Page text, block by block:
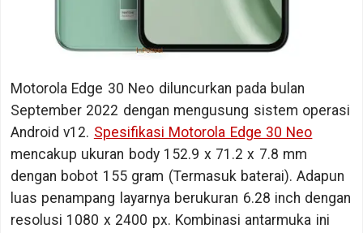
Motorola Edge 30 Neo diluncurkan pada bulan
September 2022 dengan mengusung sistem operasi
Android v12. Spesifikasi Motorola Edge 30 Neo
mencakup ukuran body 152.9 x 71.2 x 7.8 mm
dengan bobot 155 gram (Termasuk baterai). Adapun
luas penampang layarnya berukuran 6.28 inch dengan
resolusi 1080 x 2400 px. Kombinasi antarmuka ini